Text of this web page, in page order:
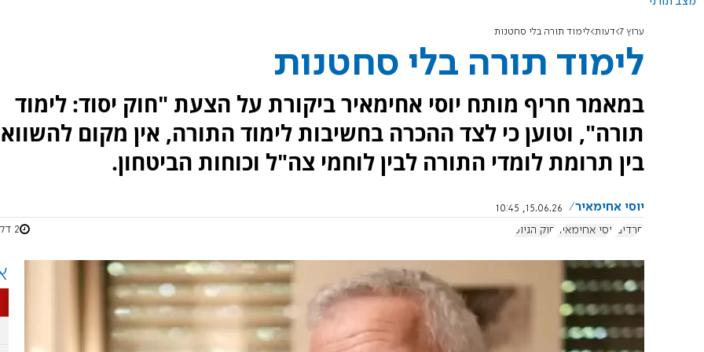
ערוץ 7 דעות לימוד תורה בלי סחטנות
לימוד תורה בלי סחטנות
במאמר חריף מותח יוסי אחימאיר ביקורת על הצעת "חוק יסוד: לימוד
תורה", וטוען כי לצד ההכרה בחשיבות לימוד התורה, אין מקום
בין תרומת לומדי התורה לבין לוחמי צה"ל וכוחות הביטחון.
יוסי אחימאיר
15.06.26, 10:45
חרדים
יוסי אחימאיר חוק הגיוס 2 דקות